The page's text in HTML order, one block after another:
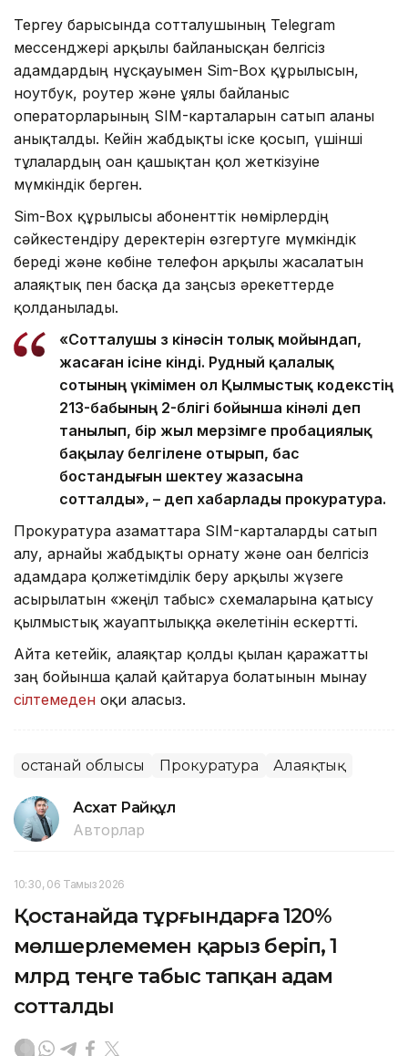
Тергеу барысында сотталушының Telegram
мессенджері арқылы байланысқан белгісіз
адамдардың нұсқауымен Sim-Box құрылғысын,
ноутбук, роутер және ұялы байланыс
операторларының SIM-карталарын сатып алғаны
анықталды. Кейін жабдықты іске қосып, үшінші
тұлғалардың оған қашықтан қол жеткізуіне
мүмкіндік берген.
Sim-Box құрылғысы абоненттік нөмірлердің
сәйкестендіру деректерін өзгертуге мүмкіндік
береді және көбіне телефон арқылы жасалатын
алаяқтық пен басқа да заңсыз әрекеттерде
қолданылады.
«Сотталушы өз кінәсін толық мойындап,
жасаған ісіне өкінді. Рудный қалалық
сотының үкімімен ол Қылмыстық кодекстің
213-бабының 2-бөлігі бойынша кінәлі деп
танылып, бір жыл мерзімге пробациялық
бақылау белгілене отырып, бас
бостандығын шектеу жазасына
сотталды», – деп хабарлады прокуратура.
Прокуратура азаматтарға SIM-карталарды сатып
алу, арнайы жабдықты орнату және оған белгісіз
адамдарға қолжетімділік беру арқылы жүзеге
асырылатын «жеңіл табыс» схемаларына қатысу
қылмыстық жауаптылыққа әкелетінін ескертті.
Айта кетейік, алаяқтар қолды қылған қаражатты
заң бойынша қалай қайтаруға болатынын мынау
сілтемеден оқи аласыз.
Қостанай облысы Прокуратура Алаяқтық
Асхат Райқұл
Авторлар
10:30, 06 Тамыз 2026
Қостанайда тұрғындарға 120%
мөлшерлемемен қарыз беріп, 1
млрд теңге табыс тапқан адам
сотталды